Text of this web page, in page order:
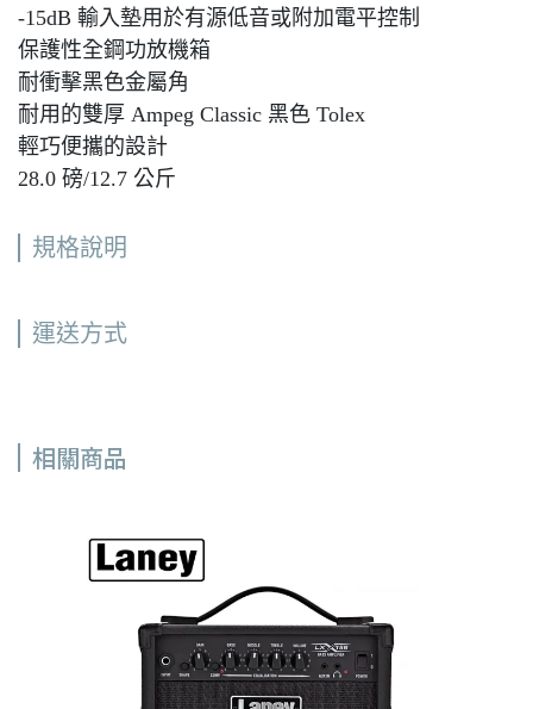
-15dB 輸入墊用於有源低音或附加電平控制
保護性全鋼功放機箱
耐衝擊黑色金屬角
耐用的雙厚 Ampeg Classic 黑色 Tolex
輕巧便攜的設計
28.0 磅/12.7 公斤
規格說明
運送方式
相關商品